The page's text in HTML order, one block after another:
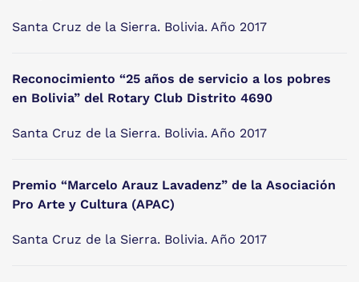
Santa Cruz de la Sierra. Bolivia. Año 2017
Reconocimiento “25 años de servicio a los pobres
en Bolivia” del Rotary Club Distrito 4690
Santa Cruz de la Sierra. Bolivia. Año 2017
Premio “Marcelo Arauz Lavadenz” de la Asociación
Pro Arte y Cultura (APAC)
Santa Cruz de la Sierra. Bolivia. Año 2017